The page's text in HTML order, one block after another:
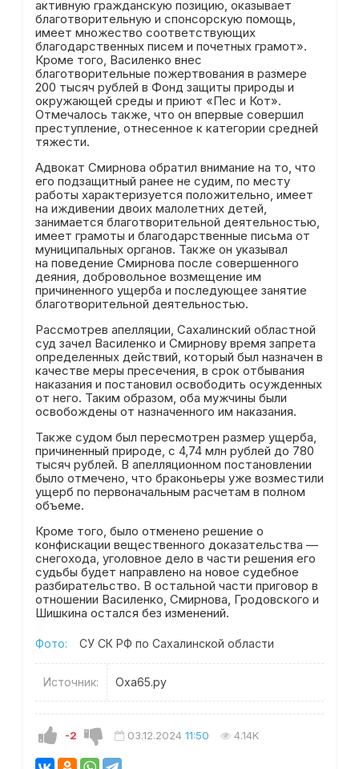
активную гражданскую позицию, оказывает
благотворительную и спонсорскую помощь,
имеет множество соответствующих
благодарственных писем и почетных грамот».
Кроме того, Василенко внес
благотворительные пожертвования в размере
200 тысяч рублей в Фонд защиты природы и
окружающей среды и приют «Пес и Кот».
Отмечалось также, что он впервые совершил
преступление, отнесенное к категории средней
тяжести.
Адвокат Смирнова обратил внимание на то, что
его подзащитный ранее не судим, по месту
работы характеризуется положительно, имеет
на иждивении двоих малолетних детей,
занимается благотворительной деятельностью,
имеет грамоты и благодарственные письма от
муниципальных органов. Также он указывал
на поведение Смирнова после совершенного
деяния, добровольное возмещение им
причиненного ущерба и последующее занятие
благотворительной деятельностью.
Рассмотрев апелляции, Сахалинский областной
суд зачел Василенко и Смирнову время запрета
определенных действий, который был назначен в
качестве меры пресечения, в срок отбывания
наказания и постановил освободить осужденных
от него. Таким образом, оба мужчины были
освобождены от назначенного им наказания.
Также судом был пересмотрен размер ущерба,
причиненный природе, с 4,74 млн рублей до 780
тысяч рублей. В апелляционном постановлении
было отмечено, что браконьеры уже возместили
ущерб по первоначальным расчетам в полном
объеме.
Кроме того, было отменено решение о
конфискации вещественного доказательства —
снегохода, уголовное дело в части решения его
судьбы будет направлено на новое судебное
разбирательство. В остальной части приговор в
отношении Василенко, Смирнова, Гродовского и
Шишкина остался без изменений.
Фото: СУ СК РФ по Сахалинской области
Источник: Оха65.ру
-2 03.12.2024 11:50 4.14K